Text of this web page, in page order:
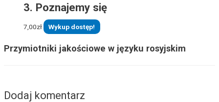
3. Poznajemy się
7,00zł Wykup dostęp!
Przymiotniki jakościowe w języku rosyjskim
Dodaj komentarz